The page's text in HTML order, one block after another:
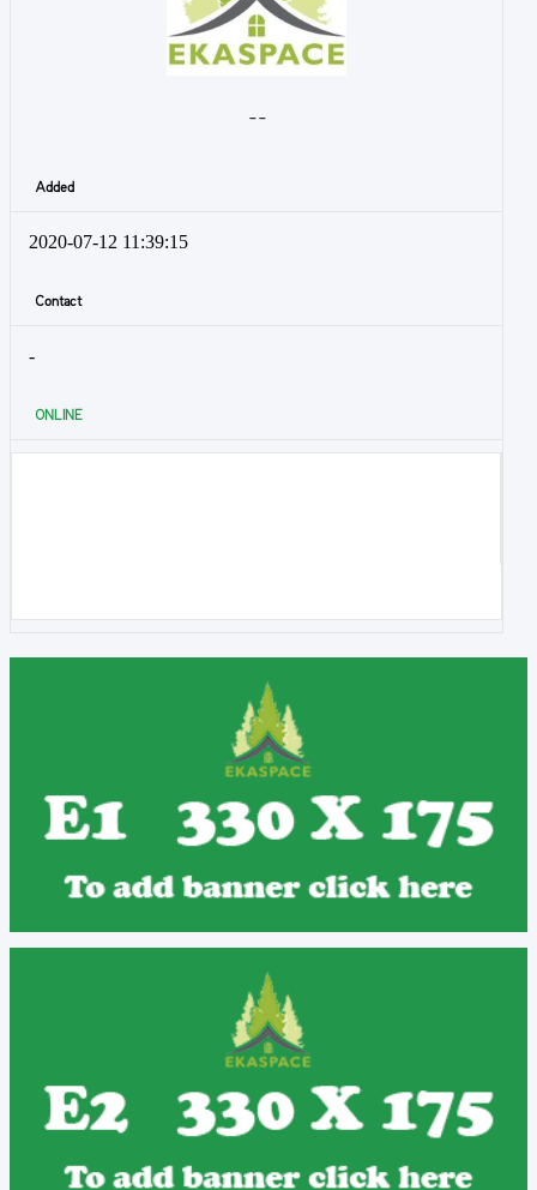
- -
Added
2020-07-12 11:39:15
Contact
-
ONLINE